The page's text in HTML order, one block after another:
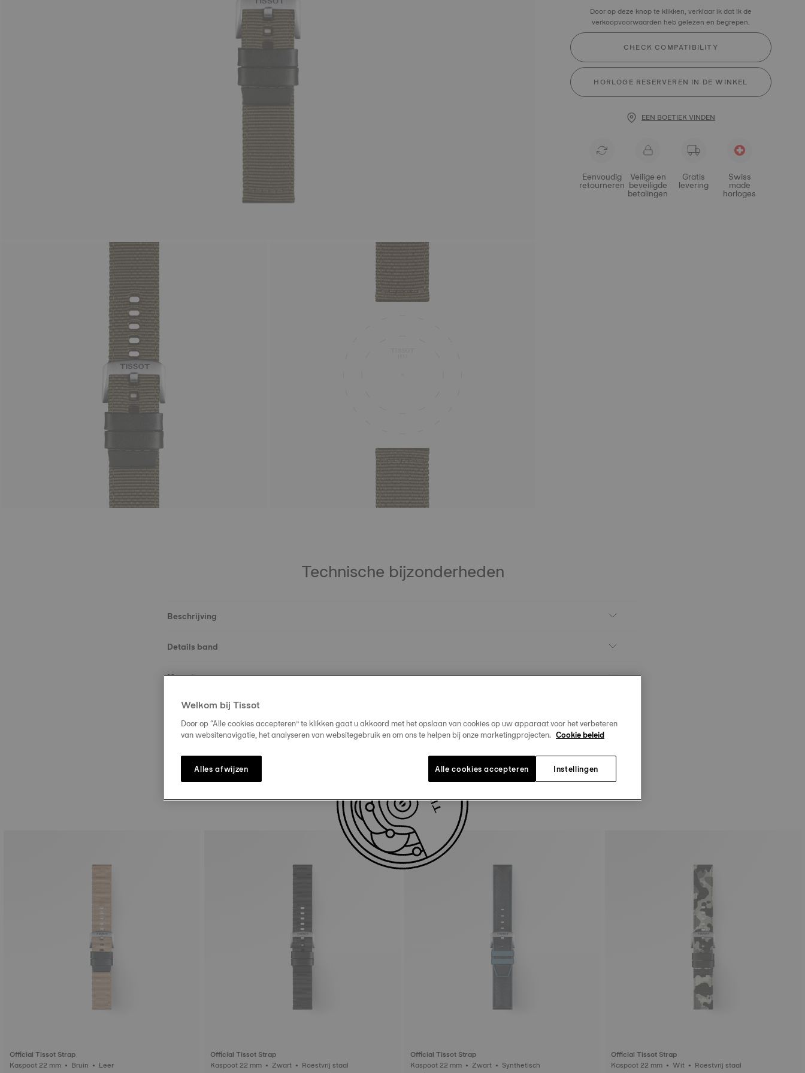
Door op deze knop te klikken, verklaar ik dat ik de
verkoopvoorwaarden heb gelezen en begrepen.
CHECK COMPATIBILITY
HORLOGE RESERVEREN IN DE WINKEL
EEN BOETIEK VINDEN
Eenvoudig
retourneren
Veilige en
beveiligde
betalingen
Gratis
levering
Swiss
made
horloges
Technische bijzonderheden
Beschrijving
Details band
Materie
Maat
Slot
Onze bestsellers
Official Tissot Strap
Kaspoot 22 mm • Bruin • Leer
Official Tissot Strap
Kaspoot 22 mm • Zwart • Roestvrij staal
Official Tissot Strap
Kaspoot 22 mm • Zwart • Synthetisch
Official Tissot Strap
Kaspoot 22 mm • Wit • Roestvrij staal
Welkom bij Tissot
Door op “Alle cookies accepteren” te klikken gaat u akkoord met het opslaan van cookies op uw apparaat voor het verbeteren
van websitenavigatie, het analyseren van websitegebruik en om ons te helpen bij onze marketingprojecten. Cookie beleid
Instellingen
Alles afwijzen Alle cookies accepteren